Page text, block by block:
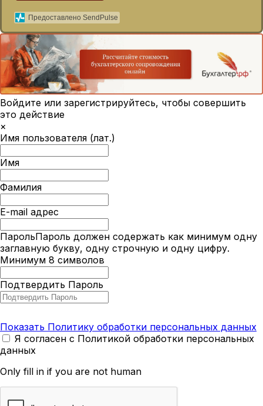
Предоставлено SendPulse
Войдите или зарегистрируйтесь, чтобы совершить
это действие
×
Имя пользователя (лат.)
Имя
Фамилия
E-mail адрес
ПарольПароль должен содержать как минимум одну
заглавную букву, одну строчную и одну цифру.
Минимум 8 символов
Подтвердить Пароль
Показать Политику обработки персональных данных
Я согласен с Политикой обработки персональных
данных
Only fill in if you are not human